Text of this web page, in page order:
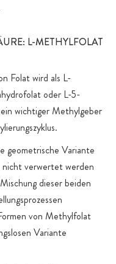
L-METHYLFOLAT
Folat wird als L-
oder L-5-
wichtiger Methylgeber
geometrische Variante
verwertet werden
dieser beiden
von Methylfolat
Variante